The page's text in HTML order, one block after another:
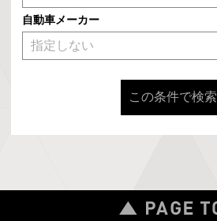
自動車メーカー
この条件で検索